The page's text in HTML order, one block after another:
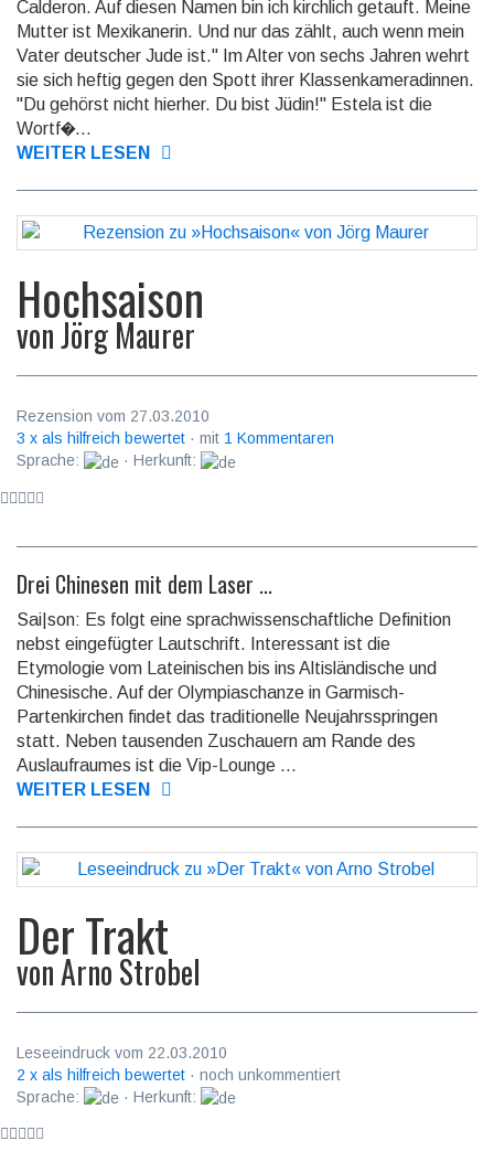
Calderon. Auf diesen Namen bin ich kirchlich getauft. Meine
Mutter ist Mexikanerin. Und nur das zählt, auch wenn mein
Vater deutscher Jude ist." Im Alter von sechs Jahren wehrt
sie sich heftig gegen den Spott ihrer Klassenkameradinnen.
"Du gehörst nicht hierher. Du bist Jüdin!" Estela ist die
Wortf�...
WEITER LESEN
Hochsaison
vonJörg Maurer
Rezension vom 27.03.2010
3 x als hilfreich bewertet · mit 1 Kommentaren
Sprache:
· Herkunft:
Drei Chinesen mit dem Laser ...
Sai|son: Es folgt eine sprachwissenschaftliche Definition
nebst eingefügter Lautschrift. Interessant ist die
Etymologie vom Lateinischen bis ins Altisländische und
Chinesische. Auf der Olympiaschanze in Garmisch-
Partenkirchen findet das traditionelle Neujahrsspringen
statt. Neben tausenden Zuschauern am Rande des
Auslaufraumes ist die Vip-Lounge ...
WEITER LESEN
Der Trakt
vonArno Strobel
Leseeindruck vom 22.03.2010
2 x als hilfreich bewertet · noch unkommentiert
Sprache:
· Herkunft: